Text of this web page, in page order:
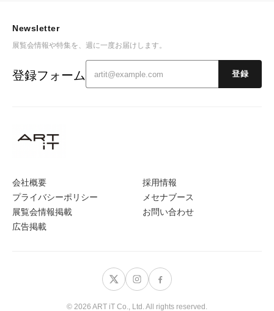
会社概要
プライバシーポリシー
展覧会情報掲載
広告掲載
採用情報
メセナブース
お問い合わせ
Newsletter
展覧会情報や特集を、週に一度お届けします。
登録フォーム 登録
© 2026 ART iT Co., Ltd. All rights reserved.